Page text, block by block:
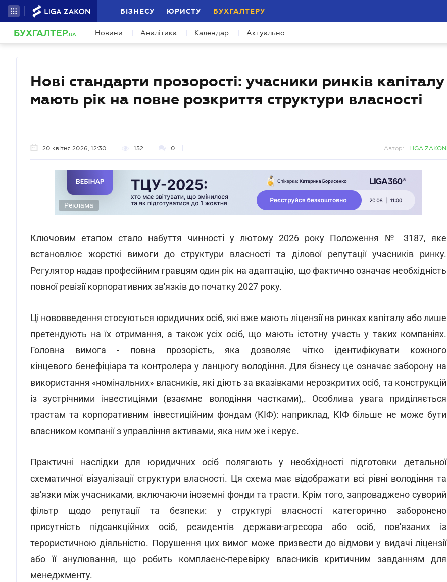
БІЗНЕСУ ЮРИСТУ БУХГАЛТЕРУ
БУХГАЛТЕР.UA Новини Аналітика Календар Актуально
Нові стандарти прозорості: учасники ринків капіталу
мають рік на повне розкриття структури власності
20 квітня 2026, 12:30 152 0 Автор: LIGA ZAKON
Реклама
Ключовим етапом стало набуття чинності у лютому 2026 року Положення № 3187, яке
встановлює жорсткі вимоги до структури власності та ділової репутації учасників ринку.
Регулятор надав професійним гравцям один рік на адаптацію, що фактично означає необхідність
повної ревізії корпоративних зв'язків до початку 2027 року.
Ці нововведення стосуються юридичних осіб, які вже мають ліцензії на ринках капіталу або лише
претендують на їх отримання, а також усіх осіб, що мають істотну участь у таких компаніях.
Головна вимога - повна прозорість, яка дозволяє чітко ідентифікувати кожного
кінцевого бенефіціара та контролера у ланцюгу володіння. Для бізнесу це означає заборону на
використання «номінальних» власників, які діють за вказівками нерозкритих осіб, та конструкцій
із зустрічними інвестиціями (взаємне володіння частками),. Особлива увага приділяється
трастам та корпоративним інвестиційним фондам (КІФ): наприклад, КІФ більше не може бути
власником компанії з управління активами, яка ним же і керує.
Практичні наслідки для юридичних осіб полягають у необхідності підготовки детальної
схематичної візуалізації структури власності. Ця схема має відображати всі рівні володіння та
зв'язки між учасниками, включаючи іноземні фонди та трасти. Крім того, запроваджено суворий
фільтр щодо репутації та безпеки: у структурі власності категорично заборонено
присутність підсанкційних осіб, резидентів держави-агресора або осіб, пов'язаних із
терористичною діяльністю. Порушення цих вимог може призвести до відмови у видачі ліцензії
або її анулювання, що робить комплаєнс-перевірку власників критичним завданням для
менеджменту.